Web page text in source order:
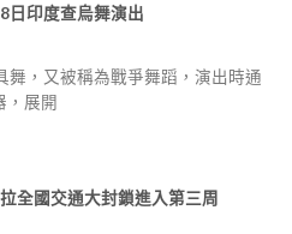
日印度查烏舞演出
舞，又被稱為戰爭舞蹈，演出時通
，展開
全國交通大封鎖進入第三周